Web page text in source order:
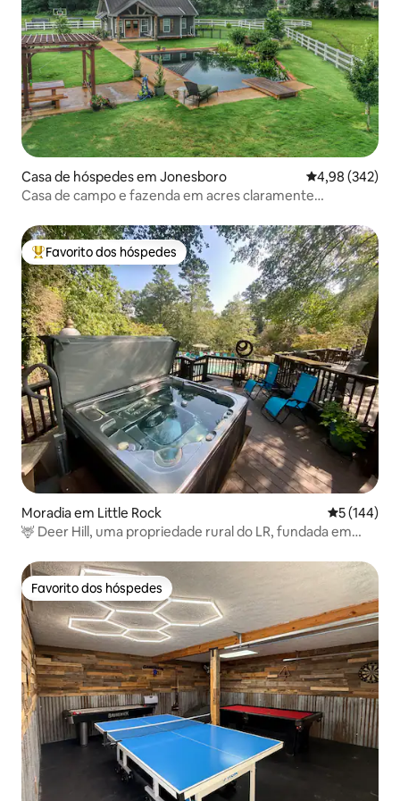
Casa de hóspedes em Jonesboro Classificação
4,98 (342)
Casa de campo e fazenda em acres claramente
Favoritos dos hóspedes mais apreciados
Favorito dos hóspedes
Moradia em Little Rock
5 (144)
🦌 Deer Hill, uma propriedade rural do LR, fundada em
Favorito dos hóspedes
Favorito dos hóspedes